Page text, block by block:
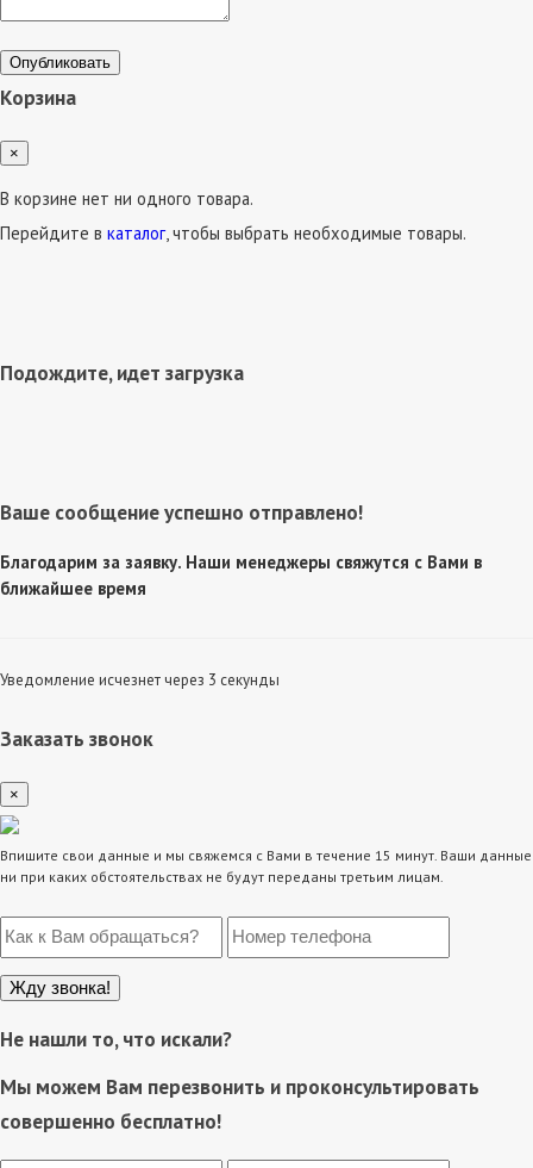
Опубликовать
Корзина
×
В корзине нет ни одного товара.
Перейдите в каталог, чтобы выбрать необходимые товары.
Подождите, идет загрузка
Ваше сообщение успешно отправлено!
Благодарим за заявку. Наши менеджеры свяжутся с Вами в
ближайшее время
Уведомление исчезнет через 3 секунды
Заказать звонок
×
Впишите свои данные и мы свяжемся с Вами в течение 15 минут. Ваши данные
ни при каких обстоятельствах не будут переданы третьим лицам.
Не нашли то, что искали?
Мы можем Вам перезвонить и проконсультировать
совершенно бесплатно!